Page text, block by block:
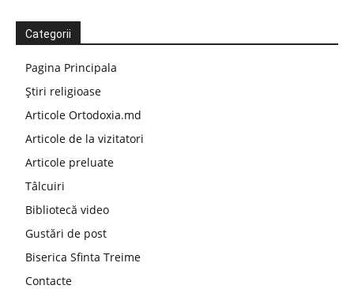
Categorii
Pagina Principala
Știri religioase
Articole Ortodoxia.md
Articole de la vizitatori
Articole preluate
Tâlcuiri
Bibliotecă video
Gustări de post
Biserica Sfinta Treime
Contacte